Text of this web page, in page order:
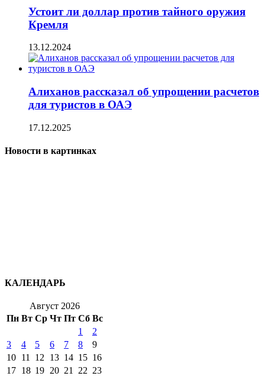
Устоит ли доллар против тайного оружия
Кремля
13.12.2024
Алиханов рассказал об упрощении расчетов
для туристов в ОАЭ
17.12.2025
Новости в картинках
КАЛЕНДАРЬ
Август 2026
Пн Вт Ср Чт Пт Сб Вс
1
2
3
4 5 6 7 8
9
10 11 12 13 14 15 16
17 18 19 20 21 22 23